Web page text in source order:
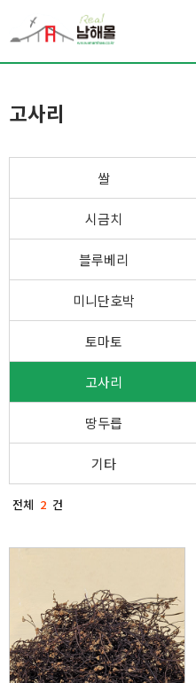
고사리
쌀
시금치
블루베리
미니단호박
토마토
고사리
땅두릅
기타
전체 2 건